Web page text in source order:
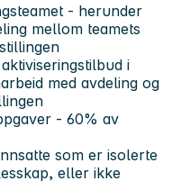
- herunder
mellom teamets
i
med avdeling og
- 60% av
som er isolerte
eller ikke